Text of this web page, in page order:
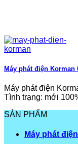
Máy phát điện Korman
Máy phát điện
Tình trạng: mới
SẢN PHẨM
Máy phát